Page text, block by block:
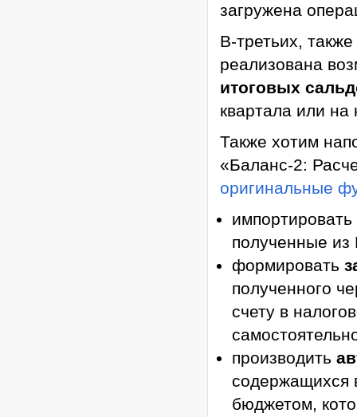
загружена
В-третьих,
реализована
итоговых
квартала или на
Также хотим
«Баланс-2:
оригинальные
импортировать
полученные
формировать
полученного
счету в
производить
содержащихся
бюджетом,